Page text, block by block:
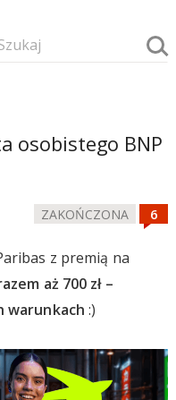
osobistego BNP
ZAKOŃCZONA
z premią na
aż 700 zł –
warunkach:)